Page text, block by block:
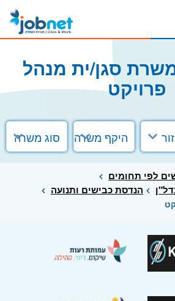
סגן/ית מנהל
פרויקט
היקף משרה סוג משרה
לפי תחומים
הנדסת כבישים ותנועה